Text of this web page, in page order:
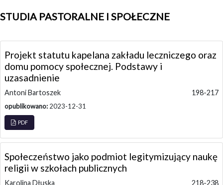
STUDIA PASTORALNE I SPOŁECZNE
Projekt statutu kapelana zakładu leczniczego oraz
domu pomocy społecznej. Podstawy i
uzasadnienie
Antoni Bartoszek 198-217
opublikowano: 2023-12-31
PDF
Społeczeństwo jako podmiot legitymizujący naukę
religii w szkołach publicznych
Karolina Dłuska 218-238